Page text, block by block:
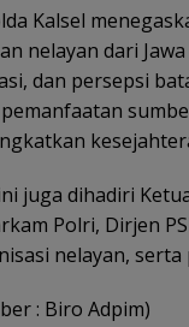
Kalsel
nelayan dari
dan persepsi
juga dihadiri
Polri, Dirjen
nelayan,
: Biro Adpim)